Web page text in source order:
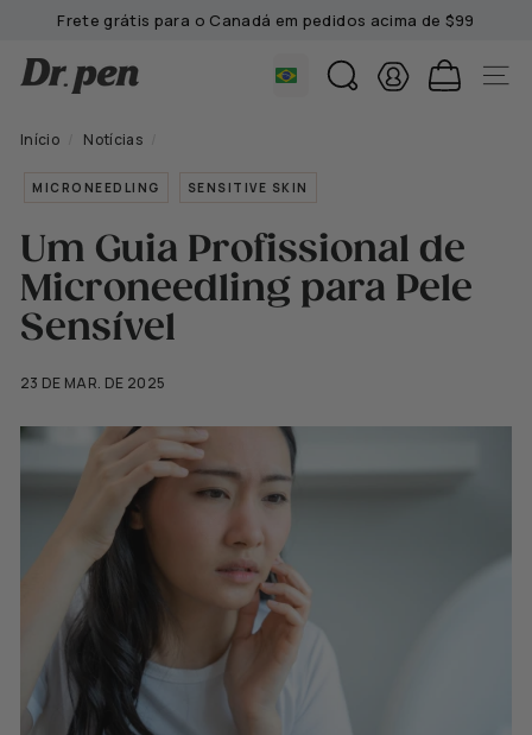
conteúdo
apresentação
Frete grátis para o Canadá em pedidos acima de $99
D
P
n
a
n
a
d
a
BUSCAR
Início Notícias
MICRONEEDLING SENSITIVE SKIN
Um Guia Profissional de
Microneedling para Pele
Sensível
23 DE MAR. DE 2025